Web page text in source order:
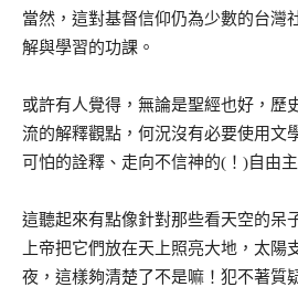
當然，這對基督信仰仍為少數的台灣
解與學習的功課。
或許有人覺得，無論是聖經也好，歷
流的解釋觀點，何況沒有必要使用文
可怕的詮釋、走向不信神的(！)自由主
這聽起來有點像針對那些看天空的呆
上帝把它們放在天上照亮大地，太陽
夜，這樣夠清楚了不是嘛！犯不著質